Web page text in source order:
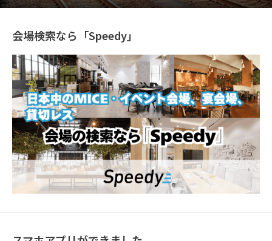
会場検索なら「Speedy」